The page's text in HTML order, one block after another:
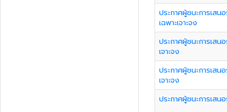
ประกาศผู้ชนะการเส
เฉพาะเจาะจง
ประกาศผู้ชนะการเสน
เจาะจง
ประกาศผู้ชนะการเส
เจาะจง
ประกาศผู้ชนะการเสน